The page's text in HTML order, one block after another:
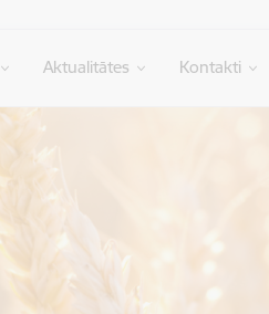
Aktualitātes Kontakti